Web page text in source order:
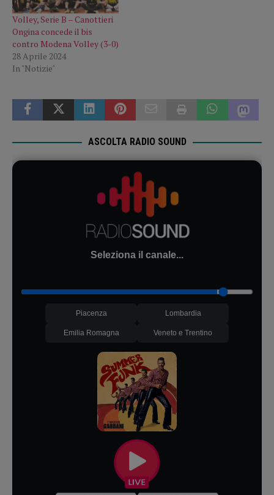
Volley, Serie B – Canottieri
Ongina concede il bis
contro Modena Volley (3-0)
28 Aprile 2024
In "Notizie"
ASCOLTA RADIO SOUND
Seleziona il canale...
Piacenza Lombardia
Emilia Romagna Veneto e Trentino